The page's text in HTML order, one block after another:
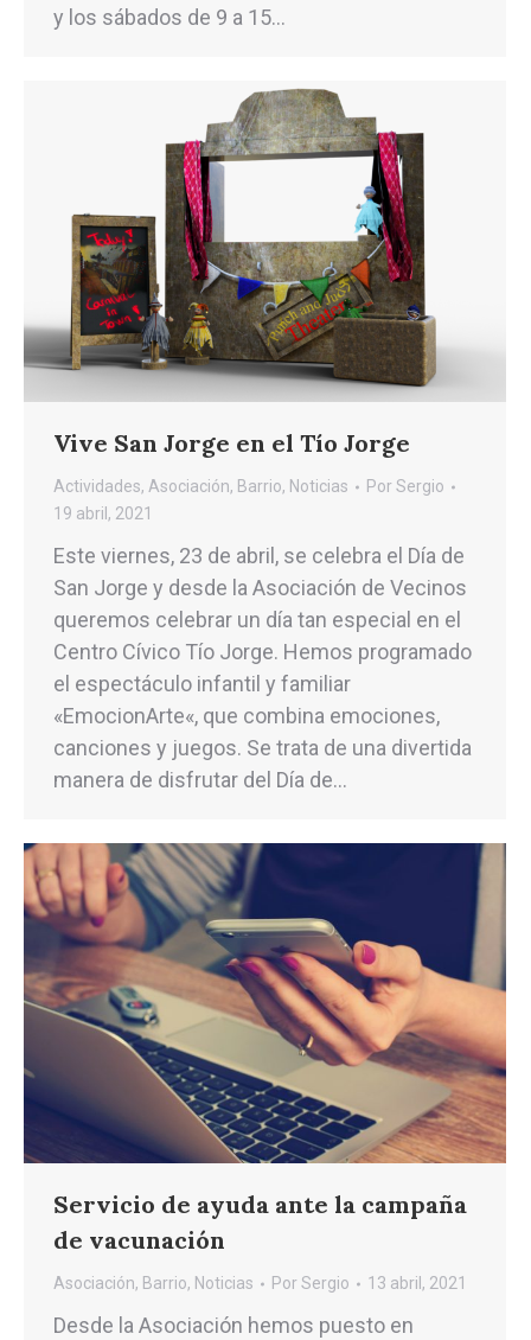
y los sábados de 9 a 15…
Vive San Jorge en el Tío Jorge
Actividades, Asociación, Barrio, Noticias PorSergio
19 abril, 2021
Este viernes, 23 de abril, se celebra el Día de
San Jorge y desde la Asociación de Vecinos
queremos celebrar un día tan especial en el
Centro Cívico Tío Jorge. Hemos programado
el espectáculo infantil y familiar
«EmocionArte«, que combina emociones,
canciones y juegos. Se trata de una divertida
manera de disfrutar del Día de…
Servicio de ayuda ante la campaña
de vacunación
Asociación, Barrio, Noticias PorSergio 13 abril, 2021
Desde la Asociación hemos puesto en